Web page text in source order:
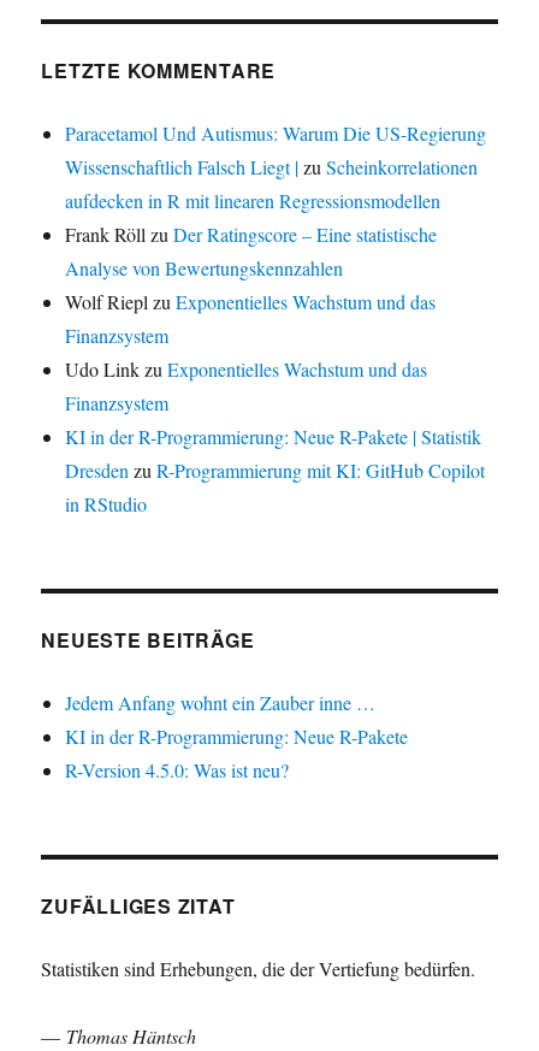
LETZTE KOMMENTARE
Paracetamol Und Autismus: Warum Die US-Regierung
Wissenschaftlich Falsch Liegt |zuScheinkorrelationen
aufdecken in R mit linearen Regressionsmodellen
Frank RöllzuDer Ratingscore – Eine statistische
Analyse von Bewertungskennzahlen
Wolf RieplzuExponentielles Wachstum und das
Finanzsystem
Udo LinkzuExponentielles Wachstum und das
Finanzsystem
KI in der R-Programmierung: Neue R-Pakete | Statistik
DresdenzuR-Programmierung mit KI: GitHub Copilot
in RStudio
NEUESTE BEITRÄGE
Jedem Anfang wohnt ein Zauber inne …
KI in der R-Programmierung: Neue R-Pakete
R-Version 4.5.0: Was ist neu?
ZUFÄLLIGES ZITAT
Statistiken sind Erhebungen, die der Vertiefung bedürfen.
— Thomas Häntsch